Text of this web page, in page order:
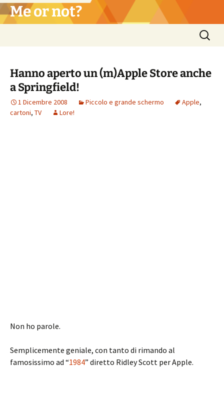
Vai
al Me or not?
Ricerca
per:
Hanno aperto un (m)Apple Store anche
a Springfield!
1 Dicembre 2008 Piccolo e grande schermo Apple,
cartoni, TV Lore!
Non ho parole.
Semplicemente geniale, con tanto di rimando al
famosissimo ad “1984” diretto Ridley Scott per Apple.